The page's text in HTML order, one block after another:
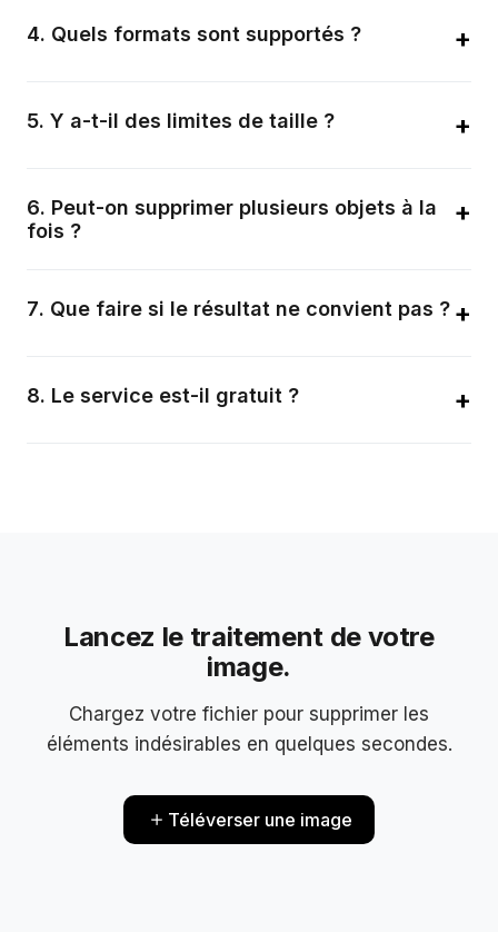
l'intervention invisible à l'œil nu.
4. Quels formats sont supportés ? +
conservant la résolution originale.
5. Y a-t-il des limites de taille ? +
lourds peuvent allonger le temps de calcul.
6. Peut-on supprimer plusieurs objets à la
fois ?
+
en un seul cycle.
7. Que faire si le résultat ne convient pas ? +
relancer le traitement.
8. Le service est-il gratuit ? +
Lancez le traitement de votre
image.
Chargez votre fichier pour supprimer les
éléments indésirables en quelques secondes.
Téléverser une image